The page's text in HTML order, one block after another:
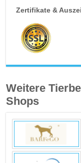
Zertifikate &
Weitere
Shops